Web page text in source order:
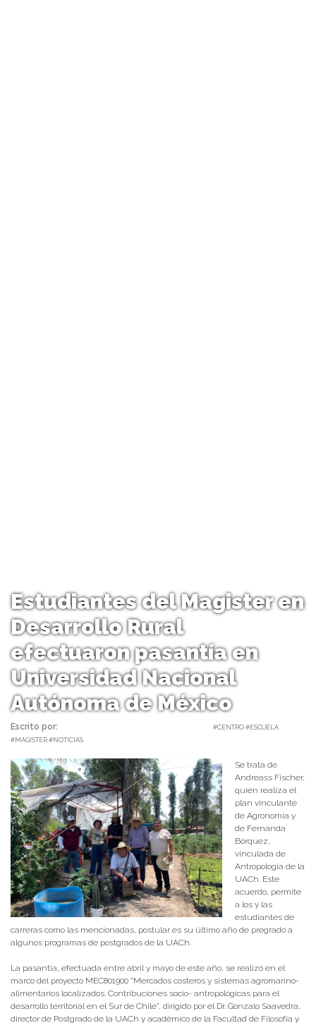
Estudiantes del Magister en
Desarrollo Rural
efectuaron pasantía en
Universidad Nacional
Autónoma de México
Escrito por:
#CENTRO #ESCUELA
#MAGISTER #NOTICIAS
Se trata de
Andreass Fischer,
quien realiza el
plan vinculante
de Agronomía y
de Fernanda
Bórquez,
vinculada de
Antropología de la
UACh. Este
acuerdo, permite
a los y las
estudiantes de
carreras como las mencionadas, postular es su último año de pregrado a
algunos programas de postgrados de la UACh.
La pasantía, efectuada entre abril y mayo de este año, se realizó en el
marco del proyecto MEC801900 “Mercados costeros y sistemas agromarino-
alimentarios localizados. Contribuciones socio- antropológicas para el
desarrollo territorial en el Sur de Chile”, dirigido por el Dr. Gonzalo Saavedra,
director de Postgrado de la UACh y académico de la Facultad de Filosofía y